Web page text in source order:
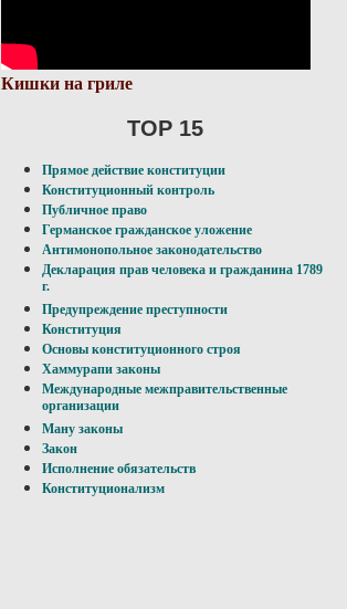
Кишки на гриле
TOP 15
Прямое действие конституции
Конституционный контроль
Публичное право
Германское гражданское уложение
Антимонопольное законодательство
Декларация прав человека и гражданина 1789
г.
Предупреждение преступности
Конституция
Основы конституционного строя
Хаммурапи законы
Международные межправительственные
организации
Ману законы
Закон
Исполнение обязательств
Конституционализм